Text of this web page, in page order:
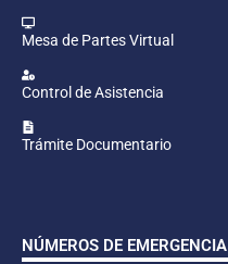
Mesa de Partes Virtual
Control de Asistencia
Trámite Documentario
NÚMEROS DE EMERGENCIA